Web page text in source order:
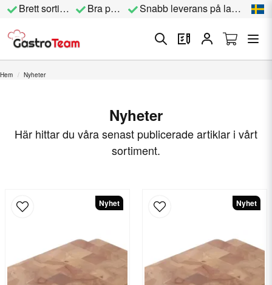
Brett sortiment Bra priser Snabb leverans på lagervara
Hem Nyheter
Nyheter
Här hittar du våra senast publicerade artiklar i vårt
sortiment.
Nyhet Nyhet